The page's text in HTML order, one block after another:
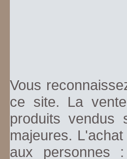
Vous
ce site. La
produits vendus
majeures.
aux personnes